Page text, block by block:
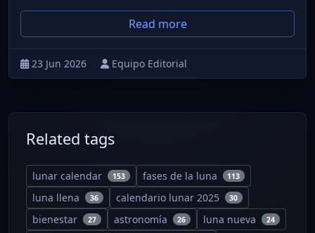
Read more
23 Jun 2026 Equipo Editorial
Related tags
lunar calendar 153 fases de la luna 113
luna llena 36 calendario lunar 2025 30
bienestar 27 astronomía 26 luna nueva 24